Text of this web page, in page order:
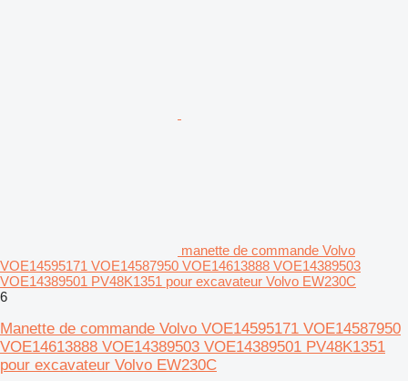
manette de commande Volvo
VOE14595171 VOE14587950 VOE14613888 VOE14389503
VOE14389501 PV48K1351 pour excavateur Volvo EW230C
6
Manette de commande Volvo VOE14595171 VOE14587950
VOE14613888 VOE14389503 VOE14389501 PV48K1351
pour excavateur Volvo EW230C